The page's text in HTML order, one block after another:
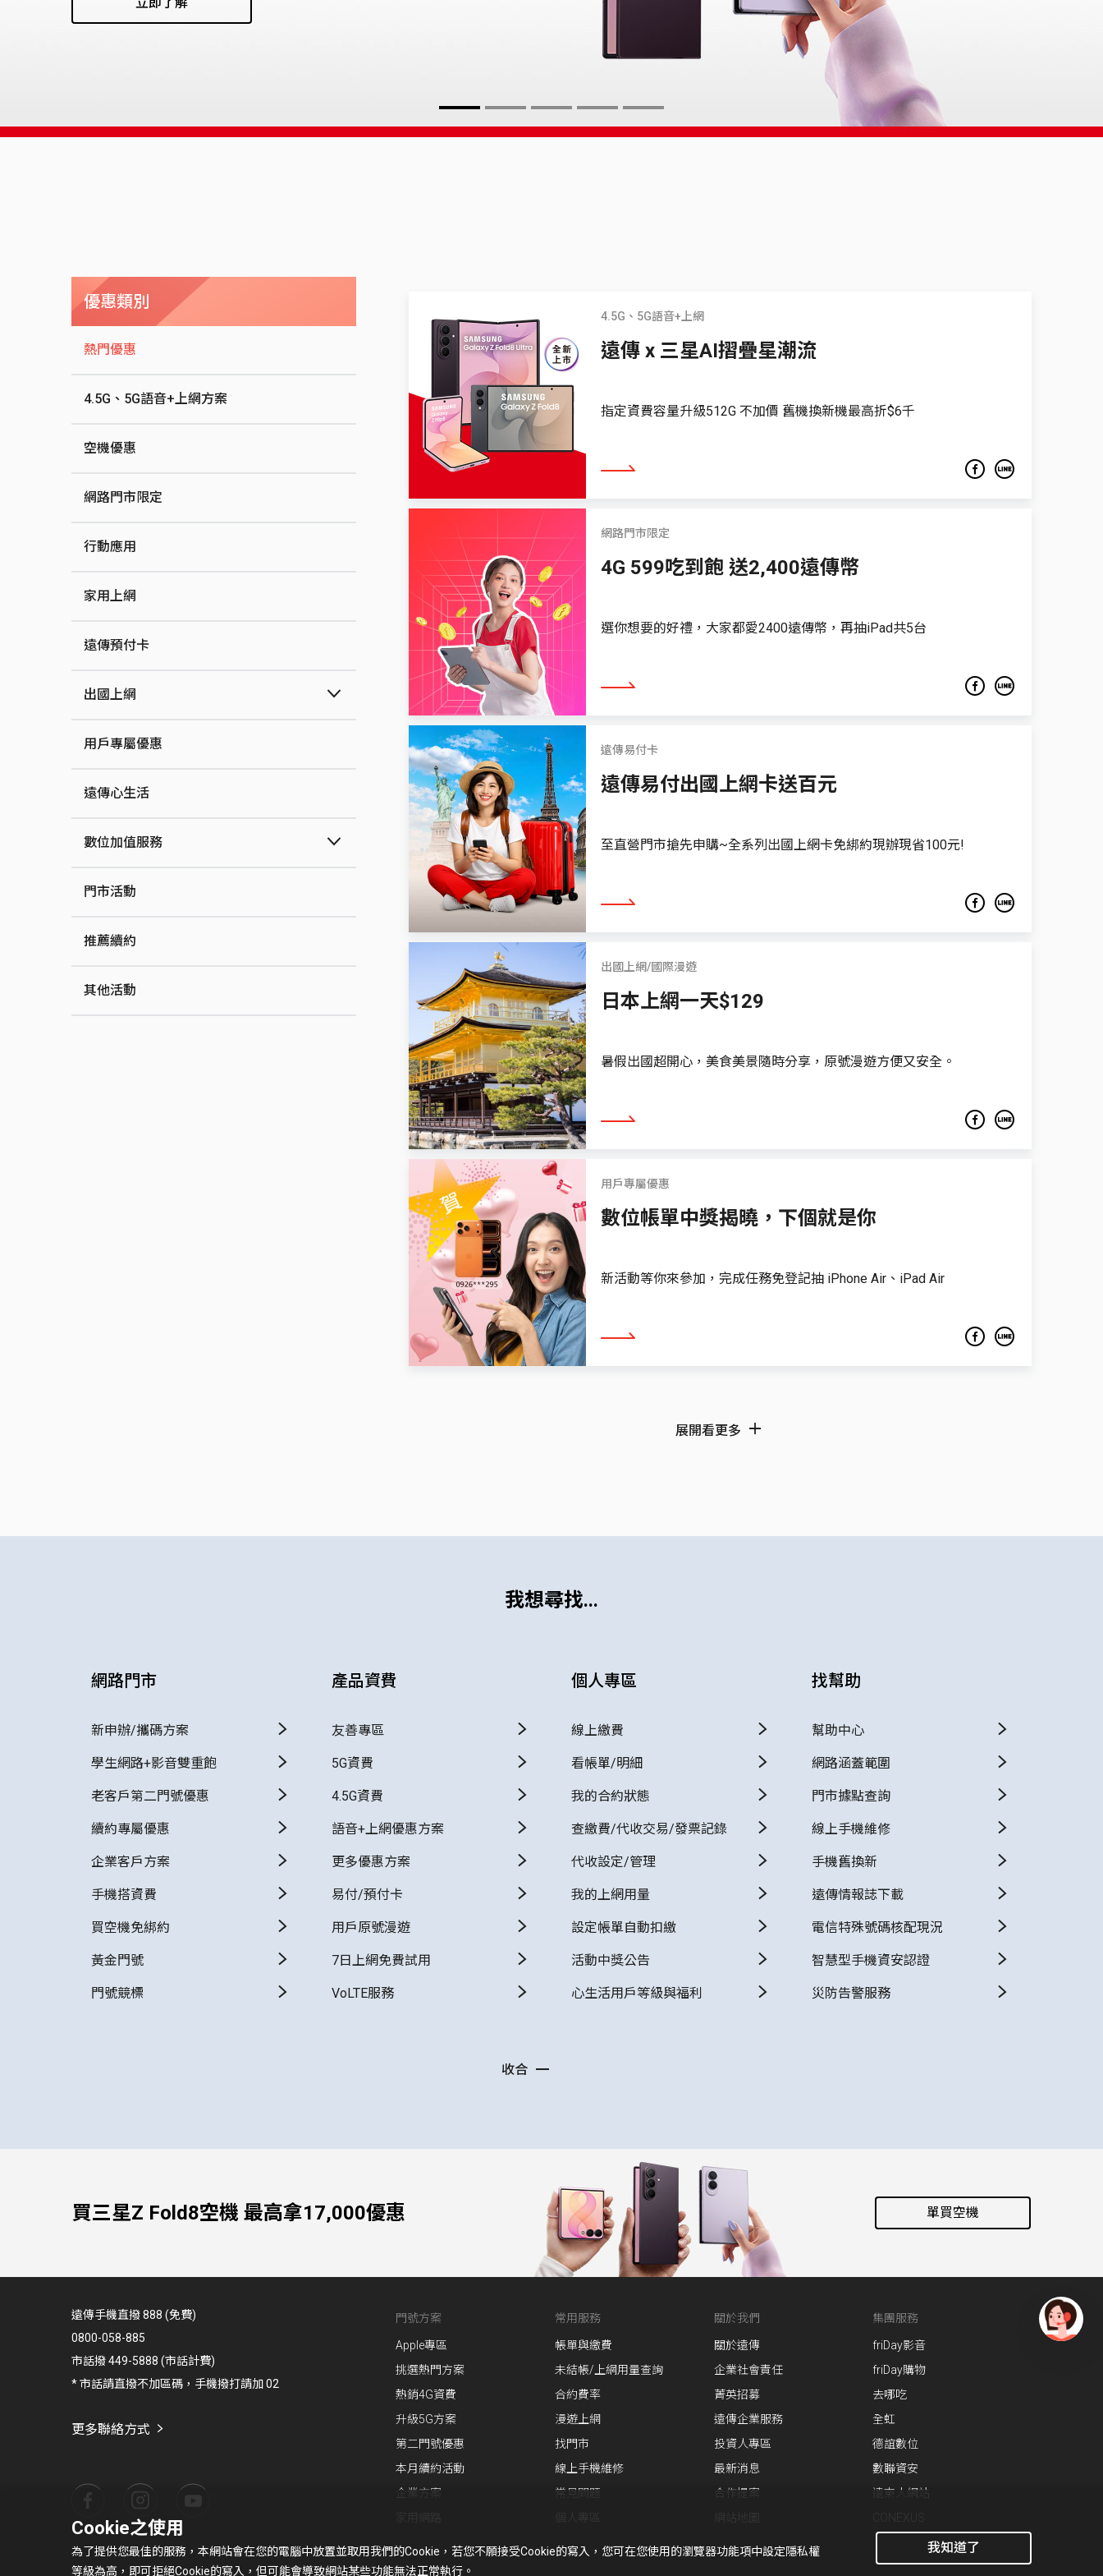
優惠類別
熱門優惠
4.5G、5G語音+上網方案
空機優惠
網路門市限定
行動應用
家用上網
遠傳預付卡
出國上網
用戶專屬優惠
遠傳心生活
數位加值服務
門市活動
推薦續約
其他活動
4.5G、5G語音+上網
遠傳 x 三星AI摺疊星潮流
指定資費容量升級512G 不加價 舊機換新機最高折$6千
看更多
網路門市限定
4G 599吃到飽 送2,400遠傳幣
選你想要的好禮，大家都愛2400遠傳幣，再抽iPad共5台
看更多
遠傳易付卡
遠傳易付出國上網卡送百元
至直營門市搶先申購~全系列出國上網卡免綁約現辦現省100元!
看更多
出國上網/國際漫遊
日本上網一天$129
暑假出國超開心，美食美景隨時分享，原號漫遊方便又安全。
看更多
用戶專屬優惠
數位帳單中獎揭曉，下個就是你
新活動等你來參加，完成任務免登記抽 iPhone Air、iPad Air
看更多
展開看更多
我想尋找...
網路門市
新申辦/攜碼方案
學生網路+影音雙重飽
老客戶第二門號優惠
續約專屬優惠
企業客戶方案
手機搭資費
買空機免綁約
黃金門號
門號競標
產品資費
友善專區
5G資費
4.5G資費
語音+上網優惠方案
更多優惠方案
易付/預付卡
用戶原號漫遊
7日上網免費試用
VoLTE服務
個人專區
線上繳費
看帳單/明細
我的合約狀態
查繳費/代收交易/發票記錄
代收設定/管理
我的上網用量
設定帳單自動扣繳
活動中獎公告
心生活用戶等級與福利
找幫助
幫助中心
網路涵蓋範圍
門市據點查詢
線上手機維修
手機舊換新
遠傳情報誌下載
電信特殊號碼核配現況
智慧型手機資安認證
災防告警服務
收合
買三星Z Fold8空機 最高拿17,000優惠 單買空機
遠傳手機直撥 888 (免費)
0800-058-885
市話撥 449-5888 (市話計費)
* 市話請直撥不加區碼，手機撥打請加 02
更多聯絡方式
門號方案
Apple專區
挑選熱門方案
熱銷4G資費
升級5G方案
第二門號優惠
本月續約活動
企業方案
常用服務
帳單與繳費
未結帳/上網用量查詢
合約費率
漫遊上網
找門市
線上手機維修
常見問題
關於我們
關於遠傳
企業社會責任
菁英招募
遠傳企業服務
投資人專區
最新消息
合作提案
集團服務
friDay影音
friDay購物
去哪吃
全虹
德誼數位
數聯資安
遠東人網站
Cookie之使用
為了提供您最佳的服務，本網站會在您的電腦中放置並取用我們的Cookie，若您不願接受Cookie的寫入，您可在您使用的瀏覽器功能項中設定隱私權
等級為高，即可拒絕Cookie的寫入，但可能會導致網站某些功能無法正常執行。
我知道了